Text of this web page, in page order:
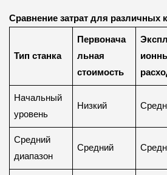
Сравнение затрат для различных
Тип станка
Первонача
льная
стоимость
Начальный
уровень
Низкий
Средний
диапазон
Средний